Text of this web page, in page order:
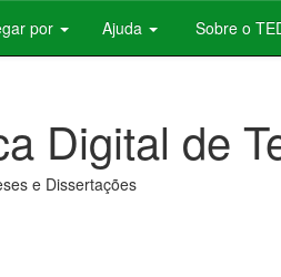
por Ajuda Sobre o
Digital de
e Dissertações